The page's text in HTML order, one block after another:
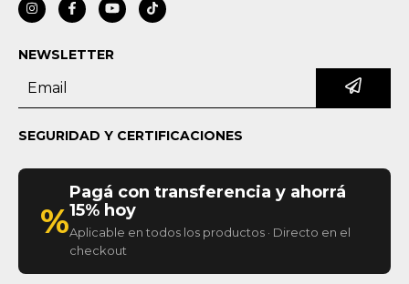
NEWSLETTER
SEGURIDAD Y CERTIFICACIONES
%
Pagá con transferencia y ahorrá
15% hoy
Aplicable en todos los productos · Directo en el
checkout